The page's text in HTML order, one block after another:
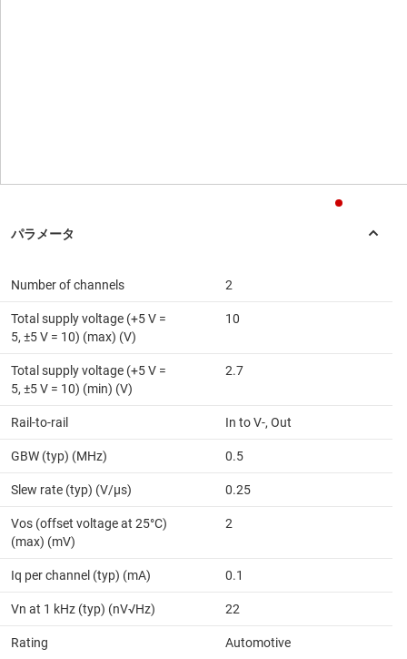
Number of channels 2
Total supply voltage (+5 V =
5, ±5 V = 10) (max) (V)
10
Total supply voltage (+5 V =
5, ±5 V = 10) (min) (V)
2.7
Rail-to-rail In to V-, Out
GBW (typ) (MHz) 0.5
Slew rate (typ) (V/µs) 0.25
Vos (offset voltage at 25°C)
(max) (mV)
2
Iq per channel (typ) (mA) 0.1
Vn at 1 kHz (typ) (nV√Hz) 22
Rating Automotive